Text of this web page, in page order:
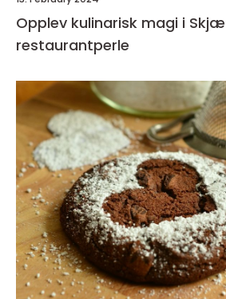
Opplev kulinarisk magi i
restaurantperle